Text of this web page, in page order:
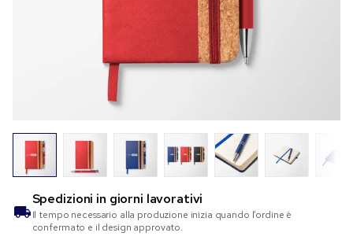
Spedizioni in giorni lavorativi
Il tempo necessario alla produzione inizia quando l’ordine è
confermato e il design approvato.